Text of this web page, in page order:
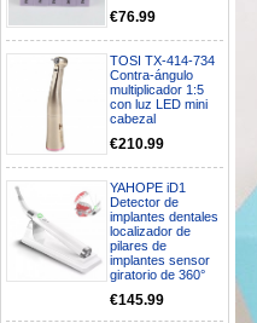
€76.99
TOSI TX-414-734
Contra-ángulo
multiplicador 1:5
con luz LED mini
cabezal
€210.99
YAHOPE iD1
Detector de
implantes dentales
localizador de
pilares de
implantes sensor
giratorio de 360°
€145.99